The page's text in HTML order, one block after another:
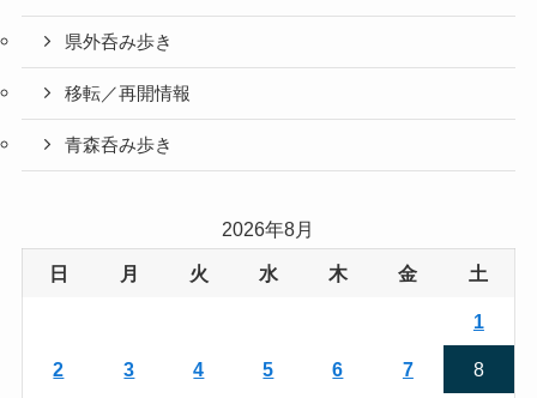
県外呑み歩き
移転／再開情報
青森呑み歩き
2026年8月
日 月 火 水 木 金 土
1
2 3 4 5 6 7 8